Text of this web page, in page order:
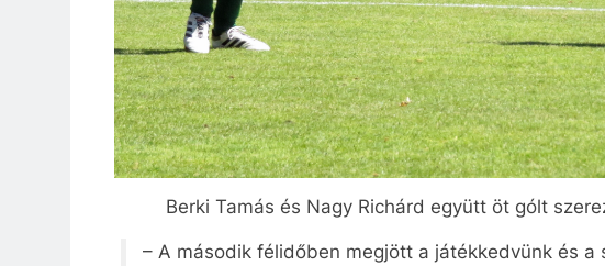
Berki Tamás és Nagy Richárd együtt öt gólt
– A második félidőben megjött a játékkedvünk és a